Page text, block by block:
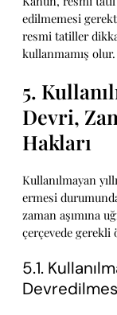
edilmemesi
resmi tatiller
kullanmamış olur.
5.
Devri,
Hakları
Kullanılmayan
ermesi
zaman aşımına
çerçevede gerekli
5.1.